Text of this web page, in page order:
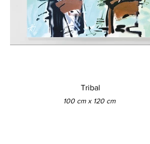
Tribal
100 cm x 120 cm